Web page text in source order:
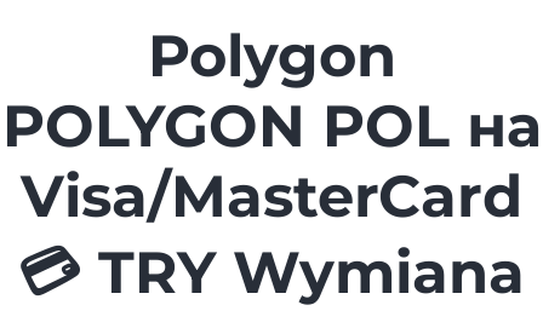
Polygon
POLYGON POL на
Visa/MasterCard
💳 TRY Wymiana